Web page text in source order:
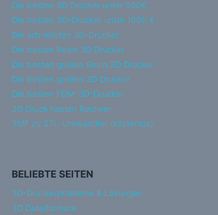
Die besten 3D Drucker unter 500€
Die besten 3D-Drucker unter 1000 €
Die schnellsten 3D-Drucker
Die besten Resin 3D Drucker
Die besten großen Resin 3D Drucker
Die besten großen 3D Drucker
Die besten FDM-3D-Drucker
3D Druck Kosten Rechner
3MF zu STL-Umwandler (kostenlos)
BELIEBTE SEITEN
3D-Druckerprobleme & Lösungen
3D Dateiformate